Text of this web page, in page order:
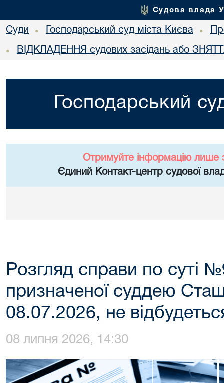
Судова влада
Суди • Господарський суд міста Києва •
• ВІДКЛАДЕННЯ судових засідань або
Господарський
Отримуйте інформацію лише
Єдиний Контакт-центр судової
Розгляд справи по суті
призначеної суддею
08.07.2026, не
08 липня 2026, 14:30